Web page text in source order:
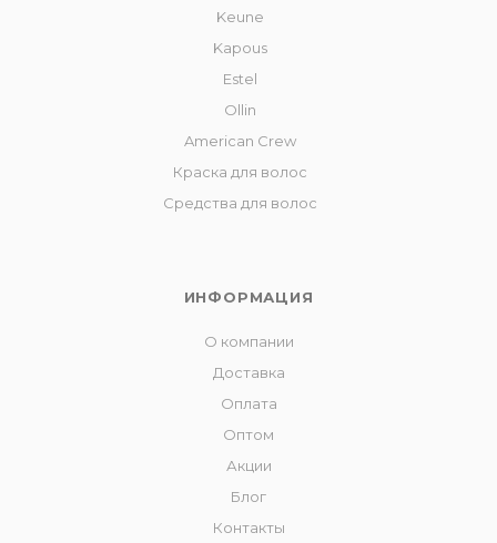
Keune
Kapous
Estel
Ollin
American Crew
Краска для волос
Средства для волос
ИНФОРМАЦИЯ
О компании
Доставка
Оплата
Оптом
Акции
Блог
Контакты